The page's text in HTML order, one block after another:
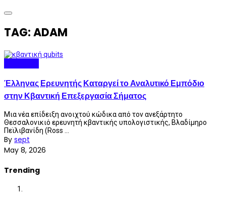
TAG: ADAM
Έλληνας Ερευνητής Καταργεί το Αναλυτικό Εμπόδιο
στην Κβαντική Επεξεργασία Σήματος
Μια νέα επίδειξη ανοιχτού κώδικα από τον ανεξάρτητο
Θεσσαλονικιό ερευνητή κβαντικής υπολογιστικής, Βλαδίμηρο
Πεϊλιβανίδη (Ross ...
By sept
May 8, 2026
Trending